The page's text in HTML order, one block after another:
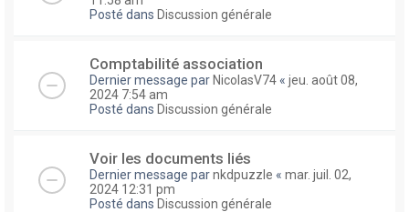
Posté dans Discussion générale
Comptabilité association
Dernier message par NicolasV74 « jeu. août 08,
2024 7:54 am
Posté dans Discussion générale
Voir les documents liés
Dernier message parnkdpuzzle « mar. juil. 02,
2024 12:31 pm
Posté dans Discussion générale